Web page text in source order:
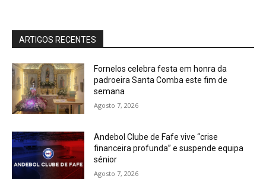
ARTIGOS RECENTES
Fornelos celebra festa em honra da
padroeira Santa Comba este fim de
semana
Agosto 7, 2026
Andebol Clube de Fafe vive “crise
financeira profunda” e suspende equipa
sénior
Agosto 7, 2026